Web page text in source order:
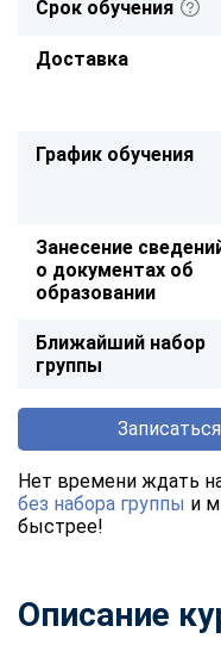
Срок обучения
Доставка
График обучения
Занесение
о документах об
образовании
Ближайший набор
группы
Нет времени ждать
без набора группы и
быстрее!
Описание